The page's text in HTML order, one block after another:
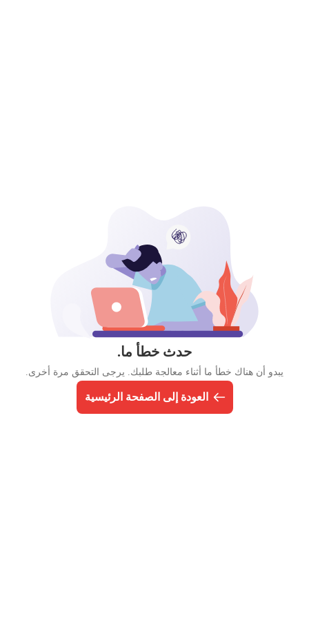
حدث خطأ ما.
يبدو أن هناك خطأ ما أثناء معالجة طلبك. يرجى التحقق مرة أخرى.
العودة إلى الصفحة الرئيسية